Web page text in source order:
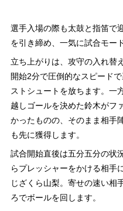
選手入場の際も太鼓と指笛で
を引き締め、一気に試合モー
立ち上がりは、攻守の入れ替
開始2分で圧倒的なスピード
ストシュートを放ちます。一
越しゴールを決めた鈴木がフ
かったものの、そのまま相手
も先に獲得します。
試合開始直後は五分五分の状
らプレッシャーをかける相手
じざくら山梨。寄せの速い相
ろでボールを回します。